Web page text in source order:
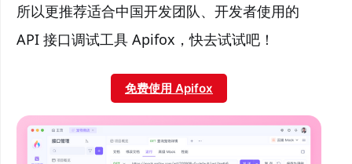
所以更推荐适合中国开发团队、开发者使用的
API 接口调试工具 Apifox，快去试试吧！
免费使用 Apifox